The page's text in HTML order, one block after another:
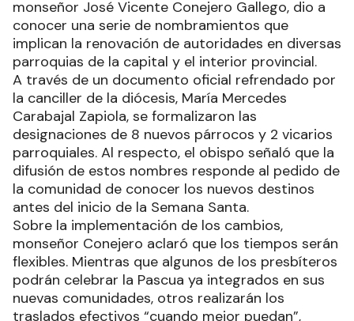
monseñor José Vicente Conejero Gallego, dio a
conocer una serie de nombramientos que
implican la renovación de autoridades en diversas
parroquias de la capital y el interior provincial.
A través de un documento oficial refrendado por
la canciller de la diócesis, María Mercedes
Carabajal Zapiola, se formalizaron las
designaciones de 8 nuevos párrocos y 2 vicarios
parroquiales. Al respecto, el obispo señaló que la
difusión de estos nombres responde al pedido de
la comunidad de conocer los nuevos destinos
antes del inicio de la Semana Santa.
Sobre la implementación de los cambios,
monseñor Conejero aclaró que los tiempos serán
flexibles. Mientras que algunos de los presbíteros
podrán celebrar la Pascua ya integrados en sus
nuevas comunidades, otros realizarán los
traslados efectivos “cuando mejor puedan”,